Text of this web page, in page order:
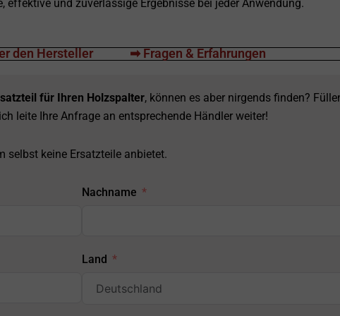
effektive und zuverlässige Ergebnisse bei jeder Anwendung.
den Hersteller ➡ Fragen & Erfahrungen
für Ihren Holzspalter, können es aber nirgends finden?
leite Ihre Anfrage an entsprechende Händler weiter!
selbst keine Ersatzteile anbietet.
Nachname
Land